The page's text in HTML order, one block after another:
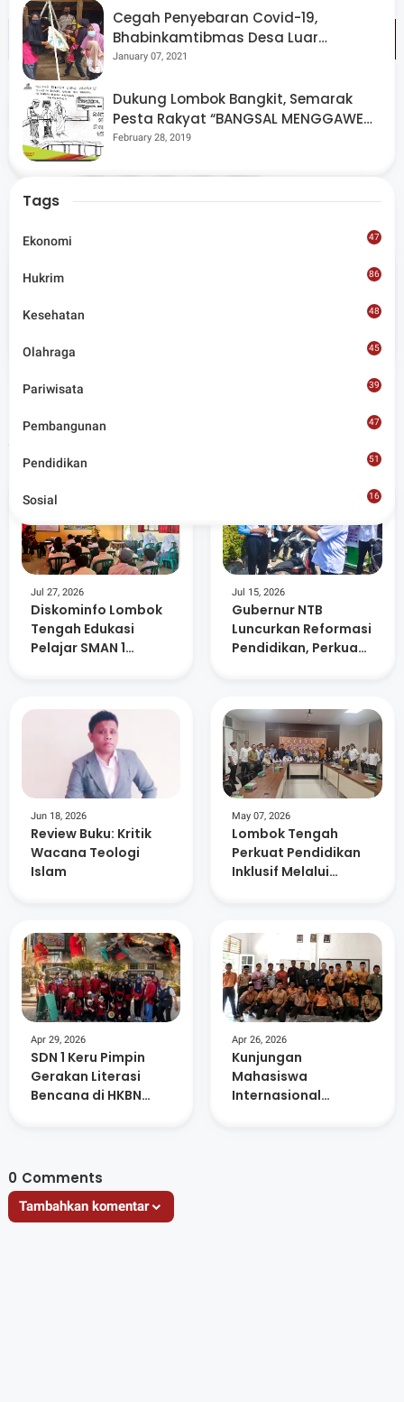
Tags Pendidikan
Share
Artikel Terkait
Jul 27, 2026
Diskominfo Lombok
Tengah Edukasi
Pelajar SMAN 1
Jul 15, 2026
Gubernur NTB
Luncurkan Reformasi
Pendidikan, Perkuat
Jun 18, 2026
Review Buku: Kritik
Wacana Teologi
Islam
May 07, 2026
Lombok Tengah
Perkuat Pendidikan
Inklusif Melalui
Apr 29, 2026
SDN 1 Keru Pimpin
Gerakan Literasi
Bencana di HKBN
Apr 26, 2026
Kunjungan
Mahasiswa
Internasional
0 Comments
Tambahkan komentar
Cegah Penyebaran Covid-19,
Bhabinkamtibmas Desa Luar
Pantau Kegiatan Posyandu
January 07, 2021
Dukung Lombok Bangkit, Semarak
Pesta Rakyat “BANGSAL MENGGAWE”
Kembali Digelar Para Seniman Di
February 28, 2019
Tags
Ekonomi 47
Hukrim 86
Kesehatan 48
Olahraga 45
Pariwisata 39
Pembangunan 47
Pendidikan 51
Sosial
16